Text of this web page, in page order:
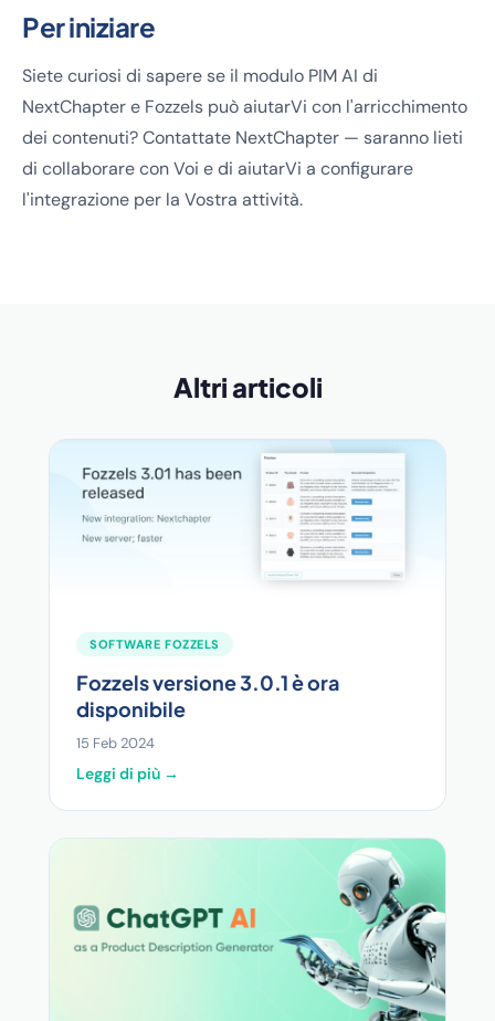
Per iniziare
Siete curiosi di sapere se il modulo PIM AI di
NextChapter e Fozzels può aiutarVi con l'arricchimento
dei contenuti? Contattate NextChapter — saranno lieti
di collaborare con Voi e di aiutarVi a configurare
l'integrazione per la Vostra attività.
Altri articoli
SOFTWARE FOZZELS
Fozzels versione 3.0.1 è ora
disponibile
15 Feb 2024
Leggi di più →